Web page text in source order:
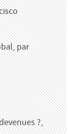
par
?,